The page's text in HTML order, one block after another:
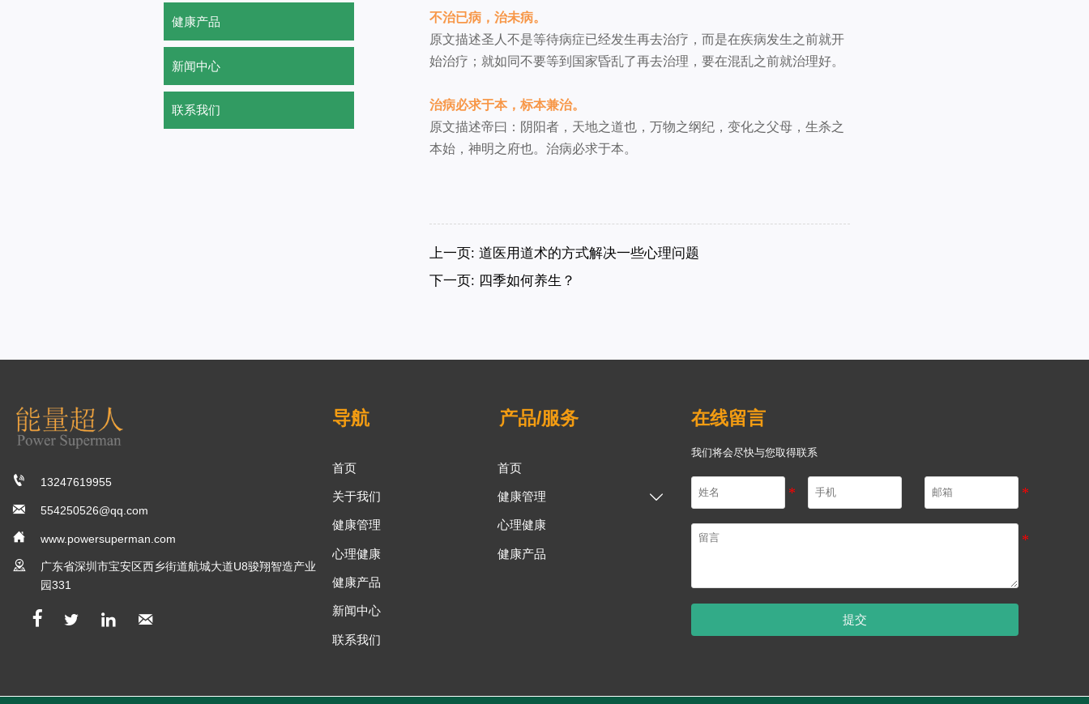
健康产品
新闻中心
联系我们
不治已病，治未病。
原文描述圣人不是等待病症已经发生再去治疗，而是在疾病发生之前就开
始治疗；就如同不要等到国家昏乱了再去治理，要在混乱之前就治理好。
治病必求于本，标本兼治。
原文描述帝曰：阴阳者，天地之道也，万物之纲纪，变化之父母，生杀之
本始，神明之府也。治病必求于本。
上一页: 道医用道术的方式解决一些心理问题
下一页: 四季如何养生？
 13247619955
 554250526@qq.com
 www.powersuperman.com

广东省深圳市宝安区西乡街道航城大道U8骏翔智造产业
园331
   
导航
首页
关于我们
健康管理
心理健康
健康产品
新闻中心
联系我们
产品/服务
首页
健康管理 
心理健康
健康产品
在线留言
我们将会尽快与您取得联系
提交